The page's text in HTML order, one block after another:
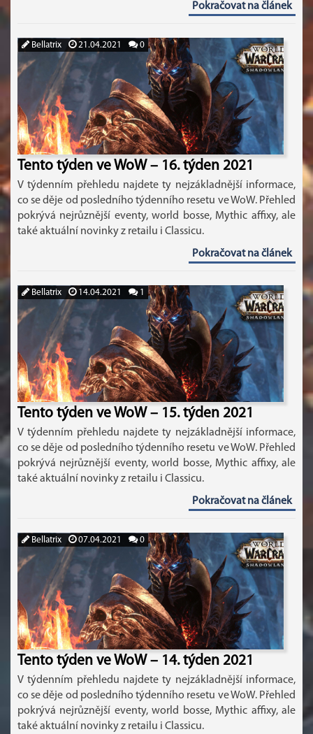
Pokračovat na článek
Bellatrix 21.04.2021 0
Tento týden ve WoW – 16. týden 2021
V týdenním přehledu najdete ty nejzákladnější informace,
co se děje od posledního týdenního resetu ve WoW. Přehled
pokrývá nejrůznější eventy, world bosse, Mythic affixy, ale
také aktuální novinky z retailu i Classicu.
Pokračovat na článek
Bellatrix 14.04.2021 1
Tento týden ve WoW – 15. týden 2021
V týdenním přehledu najdete ty nejzákladnější informace,
co se děje od posledního týdenního resetu ve WoW. Přehled
pokrývá nejrůznější eventy, world bosse, Mythic affixy, ale
také aktuální novinky z retailu i Classicu.
Pokračovat na článek
Bellatrix 07.04.2021 0
Tento týden ve WoW – 14. týden 2021
V týdenním přehledu najdete ty nejzákladnější informace,
co se děje od posledního týdenního resetu ve WoW. Přehled
pokrývá nejrůznější eventy, world bosse, Mythic affixy, ale
také aktuální novinky z retailu i Classicu.